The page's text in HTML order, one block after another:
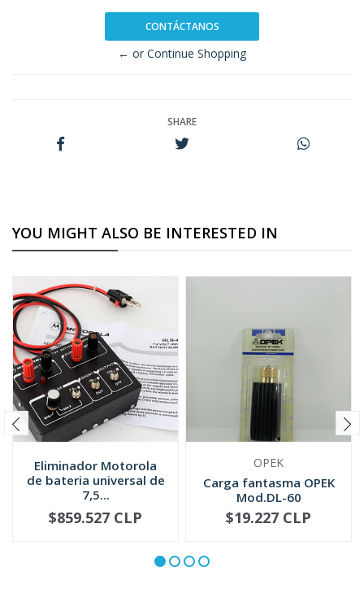
CONTÁCTANOS
← or Continue Shopping
SHARE
YOU MIGHT ALSO BE INTERESTED IN
Eliminador Motorola
de bateria universal de
7,5...
+
$859.527 CLP
OPEK
Carga fantasma OPEK
Mod.DL-60
+
$19.227 CLP